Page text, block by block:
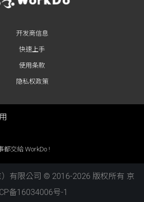
开发商信息
快速上手
使用条款
隐私权政策
都交給 WorkDo !
有限公司 © 2016-2026 版权所有 京
ICP备16034006号-1